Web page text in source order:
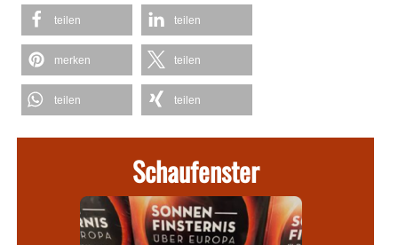
teilen teilen
merken teilen
teilen teilen
Schaufenster